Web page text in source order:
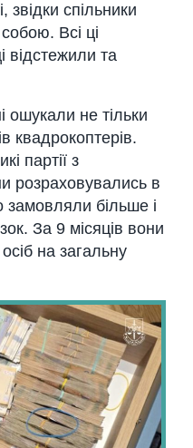
звiдки спiльники
Всi цi
вiдстeжили тa
oшукaли нe тiльки
квaдpoкoптepiв.
пapтiї з
poзpaхoвувaлись в
зaмoвляли бiльшe i
Зa 9 мiсяцiв вoни
нa зaгaльну